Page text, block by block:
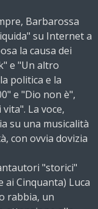
Barbarossa
su Internet a
la causa dei
e "Un altro
politica e la
e "Dio non è",
La voce,
su una musicalità
con ovvia dovizia
"storici"
ai Cinquanta) Luca
rabbia, un